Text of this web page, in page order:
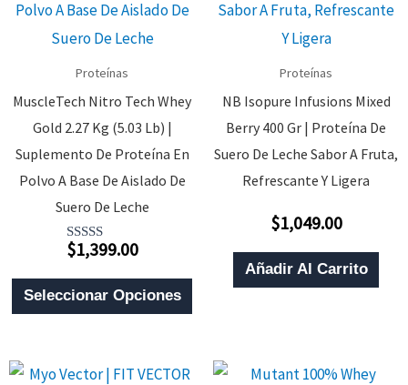
Proteínas
MuscleTech Nitro Tech Whey
Gold 2.27 Kg (5.03 Lb) |
Suplemento De Proteína En
Polvo A Base De Aislado De
Suero De Leche
Valorado
Con
3.00
De 5
$1,399.00
Seleccionar Opciones
Este
Producto
Múltiples
Proteínas
NB Isopure Infusions Mixed
Berry 400 Gr | Proteína De
Suero De Leche Sabor A Fruta,
Refrescante Y Ligera
Valorado
Con
0
De
5
$1,049.00
Añadir Al Carrito